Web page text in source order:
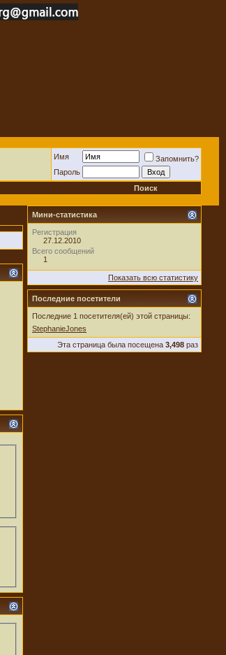
Имя
Запомнить?
Пароль
Поиск
Мини-статистика
Регистрация
27.12.2010
Всего сообщений
1
Показать всю статистику
Последние посетители
Последние 1 посетителя(ей) этой страницы:
StephanieJones
Эта страница была посещена 3,498 раз